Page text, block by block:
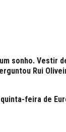
sonho. Vestir
Rui
feira de